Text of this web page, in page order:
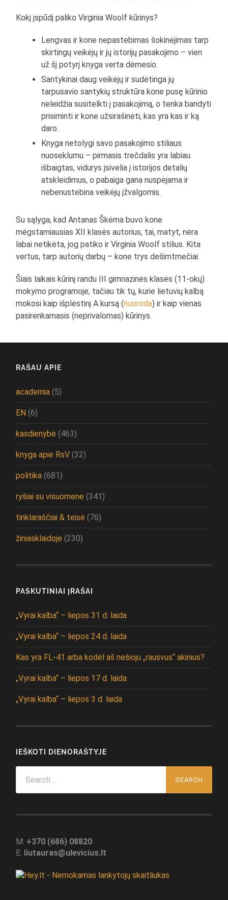
Kokį įspūdį paliko Virginia Woolf kūrinys?
Lengvas ir kone nepastebimas šokinėjimas tarp
skirtingų veikėjų ir jų istorijų pasakojimo – vien
už šį potyrį knyga verta dėmesio.
Santykinai daug veikėjų ir sudėtinga jų
tarpusavio santykių struktūra kone pusę kūrinio
neleidžia susitelkti į pasakojimą, o tenka bandyti
prisiminti ir kone užsirašinėti, kas yra kas ir ką
daro.
Knyga netolygi savo pasakojimo stiliaus
nuoseklumu – pirmasis trečdalis yra labiau
išbaigtas, vidurys įsivelia į istorijos detalių
atskleidimus, o pabaiga gana nuspėjama ir
nebenustebina veikėjų įžvalgomis.
Su sąlyga, kad Antanas Škėma buvo kone
mėgstamiausias XII klasės autorius, tai, matyt, nėra
labai netikėta, jog patiko ir Virginia Woolf stilius. Kita
vertus, tarp autorių darbų – kone trys dešimtmečiai.
Šiais laikais kūrinį randu III gimnazinės klasės (11-okų)
mokymo programoje, tačiau tik tų, kurie lietuvių kalbą
mokosi kaip išplėstinį A kursą (nuoroda) ir kaip vienas
pasirenkamasis (neprivalomas) kūrinys.
RAŠAU APIE
academia (5)
EN (6)
kasdienybė (463)
knyga apie RsV (32)
politika (681)
ryšiai su visuomene (341)
tinklaraščiai & teisė (76)
žiniasklaidoje (230)
PASKUTINIAI ĮRAŠAI
„Vyrai kalba“ – liepos 31 d. laida
„Vyrai kalba“ – liepos 24 d. laida
Kas yra FL-41 arba kodėl aš nešioju „rausvus“ akinius?
„Vyrai kalba“ – liepos 17 d. laida
„Vyrai kalba“ – liepos 3 d. laida
IEŠKOTI DIENORAŠTYJE
for:
M: +370 (686) 08820
E: liutauras@ulevicius.lt